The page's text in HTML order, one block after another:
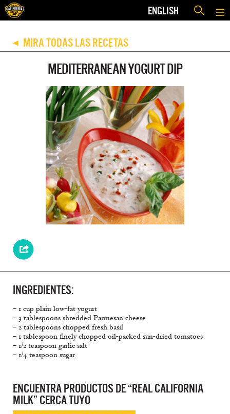
ENGLISH
◀ MIRA TODAS LAS RECETAS
MEDITERRANEAN YOGURT DIP
INGREDIENTES:
– 1 cup plain low-fat yogurt
– 3 tablespoons shredded Parmesan cheese
– 2 tablespoons chopped fresh basil
– 1 tablespoon finely chopped oil-packed sun-dried tomatoes
– 1/2 teaspoon garlic salt
– 1/4 teaspoon sugar
ENCUENTRA PRODUCTOS DE “REAL CALIFORNIA
MILK” CERCA TUYO